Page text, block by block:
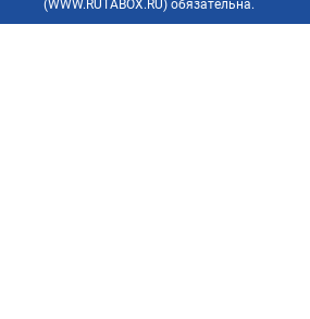
(WWW.RUTABOX.RU) обязательна.